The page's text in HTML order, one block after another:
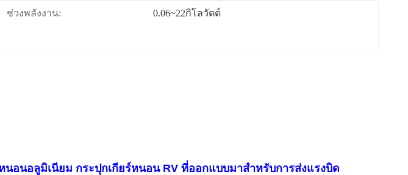
ช่วงพลังงาน: 0.06~22กิโลวัตต์
นอนอลูมิเนียม กระปุกเกียร์หนอน RV ที่ออกแบบมาสำหรับการส่งแรงบิด